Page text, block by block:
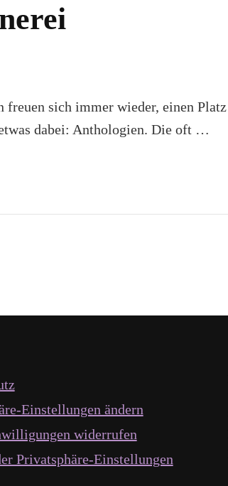
freuen sich immer wieder, einen Platz
dabei: Anthologien. Die oft …
Einstellungen ändern
widerrufen
Privatsphäre-Einstellungen